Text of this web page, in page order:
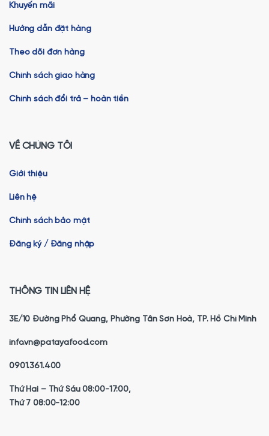
Khuyến mãi
Hướng dẫn đặt hàng
Theo dõi đơn hàng
Chính sách giao hàng
Chính sách đổi trả – hoàn tiền
VỀ CHÚNG TÔI
Giới thiệu
Liên hệ
Chính sách bảo mật
Đăng ký / Đăng nhập
THÔNG TIN LIÊN HỆ
3E/10 Đường Phổ Quang, Phường Tân Sơn Hoà, TP. Hồ Chí Minh
info.vn@patayafood.com
0901.361.400
Thứ Hai – Thứ Sáu 08:00-17:00,
Thứ 7 08:00-12:00